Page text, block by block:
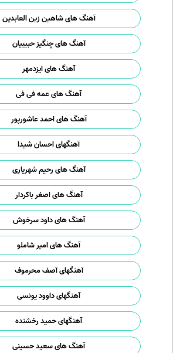
آهنگ های شاهین زین العابدین
آهنگ های چنگیز حبیبیان
آهنگ های ایزدمهر
آهنگ های عمه فی فی
آهنگ های احمد عاشورپور
آهنگهای احسان شیدا
آهنگ های رحیم شهریاری
آهنگ های اصغر باکردار
آهنگ های داود سرخوش
آهنگ های امیر شاملو
آهنگهای آصف محرموف
آهنگهای داوود یونسی
آهنگهای حمید رخشنده
آهنگ های سعید حسینی